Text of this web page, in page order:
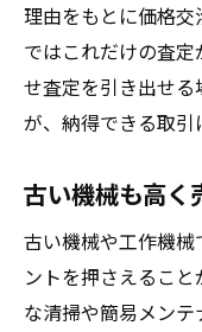
理由をもとに価格
ではこれだけの査
せ査定を引き出せ
が、納得できる取引
古い機械も高く
古い機械や工作機
ントを押さえるこ
な清掃や簡易メン